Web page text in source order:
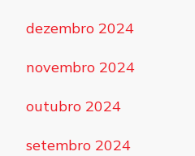
dezembro 2024
novembro 2024
outubro 2024
setembro 2024